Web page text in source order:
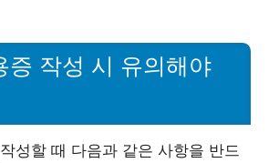
증 작성 시 유의해야
성할 때 다음과 같은 사항을 반드